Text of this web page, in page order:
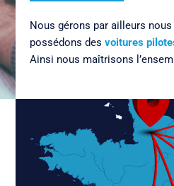
Nous gérons par ailleurs
possédons des voitures
Ainsi nous maîtrisons